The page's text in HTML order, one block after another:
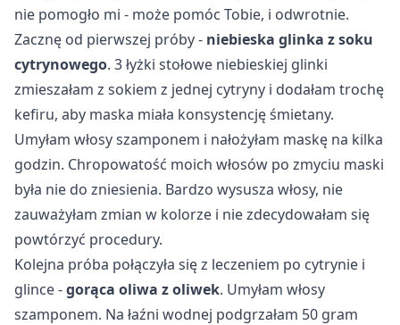
nie pomogło mi - może pomóc Tobie, i odwrotnie.
Zacznę od pierwszej próby - niebieska glinka z soku
cytrynowego. 3 łyżki stołowe niebieskiej glinki
zmieszałam z sokiem z jednej cytryny i dodałam trochę
kefiru, aby maska miała konsystencję śmietany.
Umyłam włosy szamponem i nałożyłam maskę na kilka
godzin. Chropowatość moich włosów po zmyciu maski
była nie do zniesienia. Bardzo wysusza włosy, nie
zauważyłam zmian w kolorze i nie zdecydowałam się
powtórzyć procedury.
Kolejna próba połączyła się z leczeniem po cytrynie i
glince -gorąca oliwa z oliwek. Umyłam włosy
szamponem. Na łaźni wodnej podgrzałam 50 gram